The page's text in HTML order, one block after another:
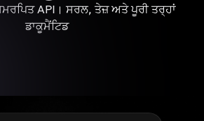
API। ਸਰਲ, ਤੇਜ਼ ਅਤੇ ਪੂਰੀ ਤਰ੍ਹਾਂ
ਡਾਕੂਮੈਂਟਿਡ